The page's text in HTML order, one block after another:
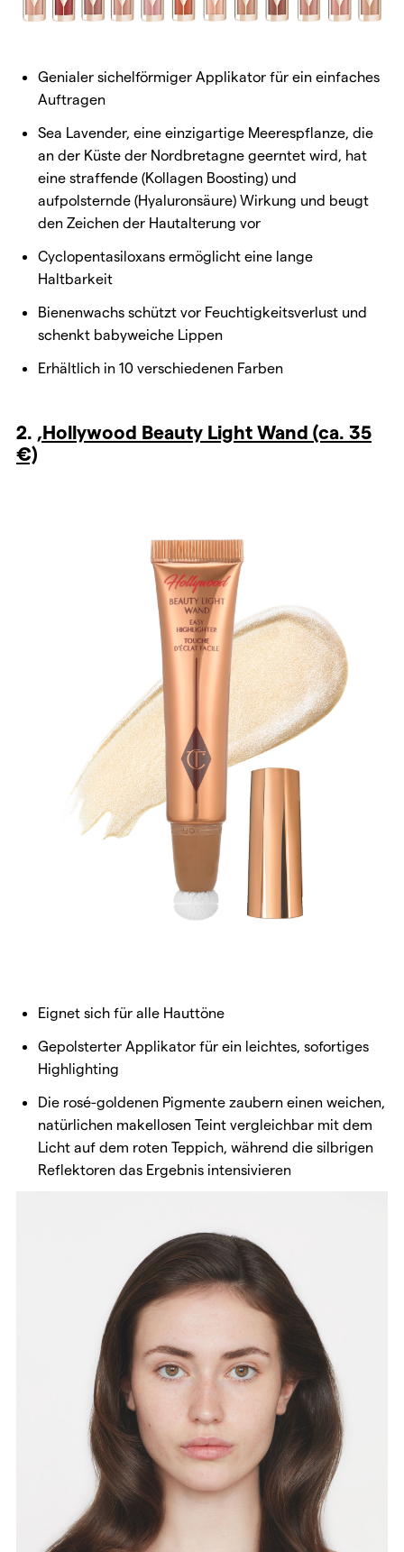
Genialer sichelförmiger Applikator für ein einfaches
Auftragen
Sea Lavender, eine einzigartige Meerespflanze, die
an der Küste der Nordbretagne geerntet wird, hat
eine straffende (Kollagen Boosting) und
aufpolsternde (Hyaluronsäure) Wirkung und beugt
den Zeichen der Hautalterung vor
Cyclopentasiloxans ermöglicht eine lange
Haltbarkeit
Bienenwachs schützt vor Feuchtigkeitsverlust und
schenkt babyweiche Lippen
Erhältlich in 10 verschiedenen Farben
2. ‚Hollywood Beauty Light Wand (ca. 35
€)
Eignet sich für alle Hauttöne
Gepolsterter Applikator für ein leichtes, sofortiges
Highlighting
Die rosé-goldenen Pigmente zaubern einen weichen,
natürlichen makellosen Teint vergleichbar mit dem
Licht auf dem roten Teppich, während die silbrigen
Reflektoren das Ergebnis intensivieren